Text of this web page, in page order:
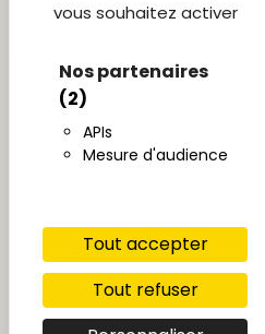
vous souhaitez activer
Nos partenaires
(2)
APIs
Mesure d'audience
Tout accepter
Tout refuser